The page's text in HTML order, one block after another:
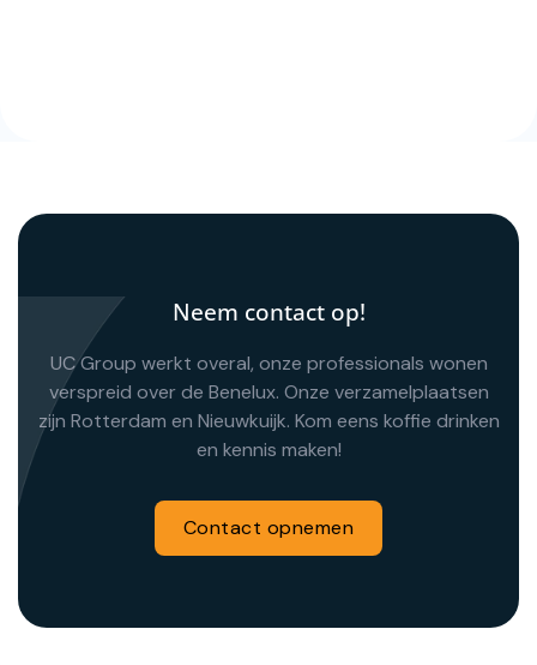
Neem contact op!
UC Group werkt overal, onze professionals wonen
verspreid over de Benelux. Onze verzamelplaatsen
zijn Rotterdam en Nieuwkuijk. Kom eens koffie drinken
en kennis maken!
Contact opnemen